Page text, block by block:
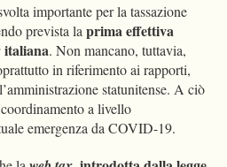
importante per la tassazione
prevista la prima effettiva
italiana. Non mancano, tuttavia,
in riferimento ai rapporti,
statunitense. A ciò
a livello
emergenza da COVID-19.